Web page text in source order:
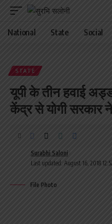
National State Social
STATE
यूपी के तीन हवाई
केंद्र से योगी सरकार
Last updated: August 16, 2018
Surabhi Saloni
File Photo